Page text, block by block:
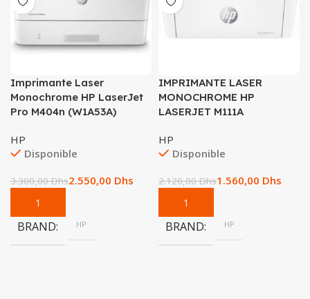
Imprimante Laser
Monochrome HP LaserJet
Pro M404n (W1A53A)
HP
Disponible
3.300,00Dhs2.550,00 Dhs
BRAND HP
IMPRIMANTE LASER
MONOCHROME HP
LASERJET M111A
HP
Disponible
2.120,00Dhs1.560,00 Dhs
BRAND HP